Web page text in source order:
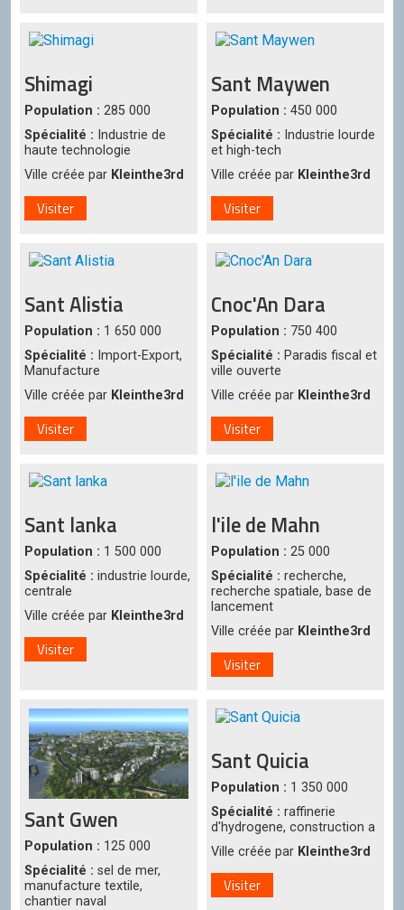
Shimagi
Population : 285 000
Spécialité : Industrie de
haute technologie
Ville créée par Kleinthe3rd
Visiter
Sant Maywen
Population : 450 000
Spécialité : Industrie lourde
et high-tech
Ville créée par Kleinthe3rd
Visiter
Sant Alistia
Population : 1 650 000
Spécialité : Import-Export,
Manufacture
Ville créée par Kleinthe3rd
Visiter
Cnoc'An Dara
Population : 750 400
Spécialité : Paradis fiscal et
ville ouverte
Ville créée par Kleinthe3rd
Visiter
Sant lanka
Population : 1 500 000
Spécialité : industrie lourde,
centrale
Ville créée par Kleinthe3rd
Visiter
l'ile de Mahn
Population : 25 000
Spécialité : recherche,
recherche spatiale, base de
lancement
Ville créée par Kleinthe3rd
Visiter
Sant Gwen
Population : 125 000
Spécialité : sel de mer,
manufacture textile,
chantier naval
Sant Quicia
Population : 1 350 000
Spécialité : raffinerie
d'hydrogene, construction a
Ville créée par Kleinthe3rd
Visiter